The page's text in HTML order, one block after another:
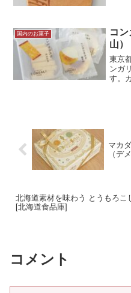
入。
む＞
国内のお菓子
コ
山
東京
ンガ
す。
マカ
（デ
北海道素材を味わう とうもろこ
[北海道食品庫]
コメント